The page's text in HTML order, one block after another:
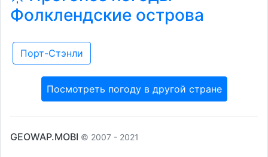
Фолклендские острова
Порт-Стэнли
Посмотреть погоду в другой стране
GEOWAP.MOBI © 2007 - 2021